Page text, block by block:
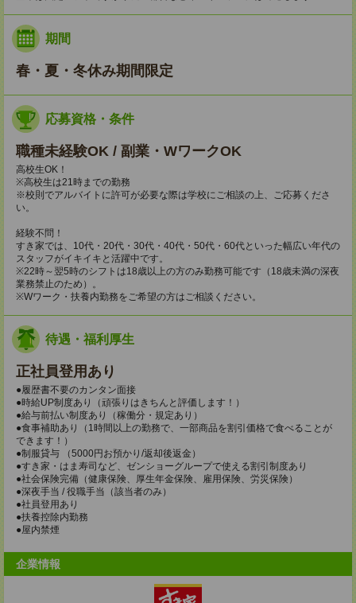
期間
春・夏・冬休み期間限定
応募資格・条件
職種未経験OK / 副業・WワークOK
高校生OK！
※高校生は21時までの勤務
※校則でアルバイトに許可が必要な際は学校にご相談の上、ご応募くださ
い。
経験不問！
すき家では、10代・20代・30代・40代・50代・60代といった幅広い年代の
スタッフがイキイキと活躍中です。
※22時～翌5時のシフトは18歳以上の方のみ勤務可能です（18歳未満の深夜
業務禁止のため）。
※Wワーク・扶養内勤務をご希望の方はご相談ください。
待遇・福利厚生
正社員登用あり
●履歴書不要のカンタン面接
●時給UP制度あり（頑張りはきちんと評価します！）
●給与前払い制度あり（稼働分・規定あり）
●食事補助あり（1時間以上の勤務で、一部商品を割引価格で食べることが
できます！）
●制服貸与 （5000円お預かり/返却後返金）
●すき家・はま寿司など、ゼンショーグループで使える割引制度あり
●社会保険完備（健康保険、厚生年金保険、雇用保険、労災保険）
●深夜手当 / 役職手当（該当者のみ）
●社員登用あり
●扶養控除内勤務
●屋内禁煙
企業情報